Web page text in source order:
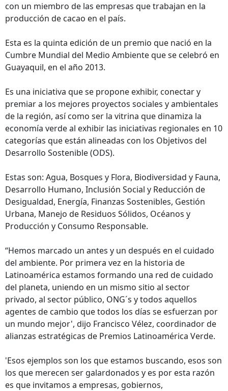
con un miembro de las empresas que trabajan en la
producción de cacao en el país.
Esta es la quinta edición de un premio que nació en la
Cumbre Mundial del Medio Ambiente que se celebró en
Guayaquil, en el año 2013.
Es una iniciativa que se propone exhibir, conectar y
premiar a los mejores proyectos sociales y ambientales
de la región, así como ser la vitrina que dinamiza la
economía verde al exhibir las iniciativas regionales en 10
categorías que están alineadas con los Objetivos del
Desarrollo Sostenible (ODS).
Estas son: Agua, Bosques y Flora, Biodiversidad y Fauna,
Desarrollo Humano, Inclusión Social y Reducción de
Desigualdad, Energía, Finanzas Sostenibles, Gestión
Urbana, Manejo de Residuos Sólidos, Océanos y
Producción y Consumo Responsable.
“Hemos marcado un antes y un después en el cuidado
del ambiente. Por primera vez en la historia de
Latinoamérica estamos formando una red de cuidado
del planeta, uniendo en un mismo sitio al sector
privado, al sector público, ONG´s y todos aquellos
agentes de cambio que todos los días se esfuerzan por
un mundo mejor', dijo Francisco Vélez, coordinador de
alianzas estratégicas de Premios Latinoamérica Verde.
'Esos ejemplos son los que estamos buscando, esos son
los que merecen ser galardonados y es por esta razón
es que invitamos a empresas, gobiernos,